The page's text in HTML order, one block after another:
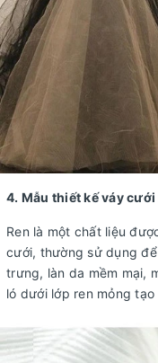
4. Mẫu thiết kế váy
Ren là một chất liệu
cưới, thường sử dụng
trưng, làn da mềm mại,
ló dưới lớp ren mỏng